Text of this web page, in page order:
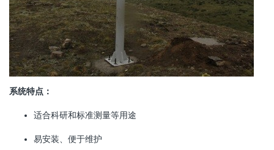
系统特点：
适合科研和标准测量等用途
易安装、便于维护